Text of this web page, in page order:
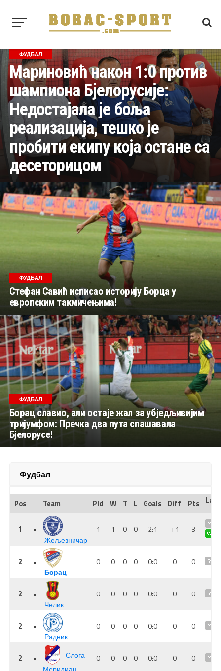
ФУДБАЛ
Мариновић након 1:0 против
шампиона Бјелорусије:
Недостајала је боља
реализација, тешко је
пробити екипу која остане са
десеторицом
ФУДБАЛ
Стефан Савић исписао историју Борца у
европским такмичењима!
ФУДБАЛ
Борац славио, али остаје жал за убједљивијим
тријумфом: Пречка два пута спашавала
Бјелорусе!
Фудбал